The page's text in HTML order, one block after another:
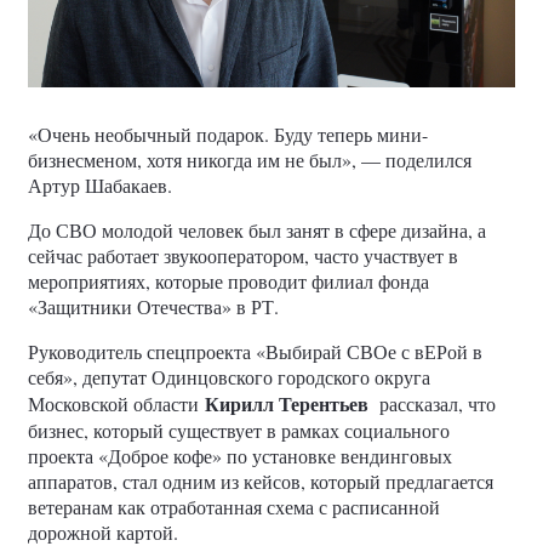
«Очень необычный подарок. Буду теперь мини-
бизнесменом, хотя никогда им не был», — поделился
Артур Шабакаев.
До СВО молодой человек был занят в сфере дизайна, а
сейчас работает звукооператором, часто участвует в
мероприятиях, которые проводит филиал фонда
«Защитники Отечества» в РТ.
Руководитель спецпроекта «Выбирай СВОе с вЕРой в
себя», депутат Одинцовского городского округа
Московской области Кирилл Терентьев рассказал, что
бизнес, который существует в рамках социального
проекта «Доброе кофе» по установке вендинговых
аппаратов, стал одним из кейсов, который предлагается
ветеранам как отработанная схема с расписанной
дорожной картой.